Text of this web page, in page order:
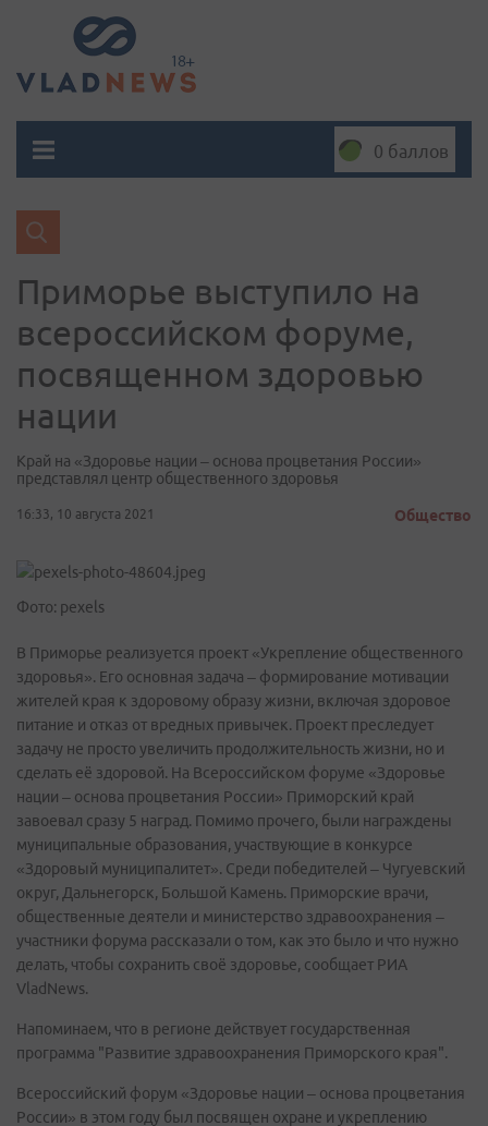
0 баллов
Приморье выступило на
всероссийском форуме,
посвященном здоровью
нации
Край на «Здоровье нации – основа процветания России»
представлял центр общественного здоровья
16:33, 10 августа 2021 Общество
Фото: pexels
В Приморье реализуется проект «Укрепление общественного
здоровья». Его основная задача – формирование мотивации
жителей края к здоровому образу жизни, включая здоровое
питание и отказ от вредных привычек. Проект преследует
задачу не просто увеличить продолжительность жизни, но и
сделать её здоровой. На Всероссийском форуме «Здоровье
нации – основа процветания России» Приморский край
завоевал сразу 5 наград. Помимо прочего, были награждены
муниципальные образования, участвующие в конкурсе
«Здоровый муниципалитет». Среди победителей – Чугуевский
округ, Дальнегорск, Большой Камень. Приморские врачи,
общественные деятели и министерство здравоохранения –
участники форума рассказали о том, как это было и что нужно
делать, чтобы сохранить своё здоровье, сообщает РИА
VladNews.
Напоминаем, что в регионе действует государственная
программа "Развитие здравоохранения Приморского края".
Всероссийский форум «Здоровье нации – основа процветания
России» в этом году был посвящен охране и укреплению